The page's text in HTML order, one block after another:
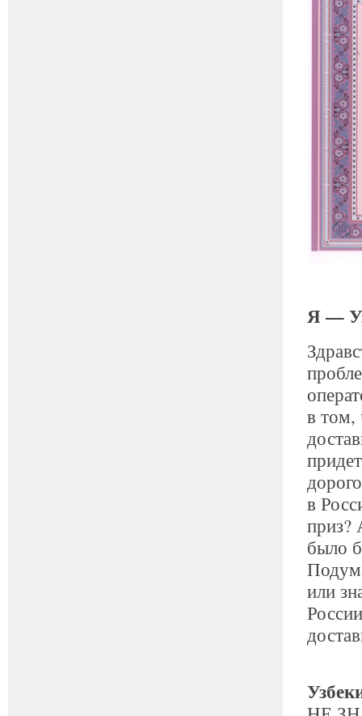
Я —
в том,
в
приз?
было
или